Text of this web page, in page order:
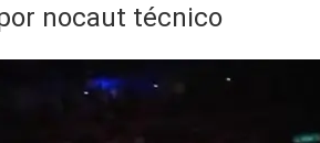
nocaut técnico